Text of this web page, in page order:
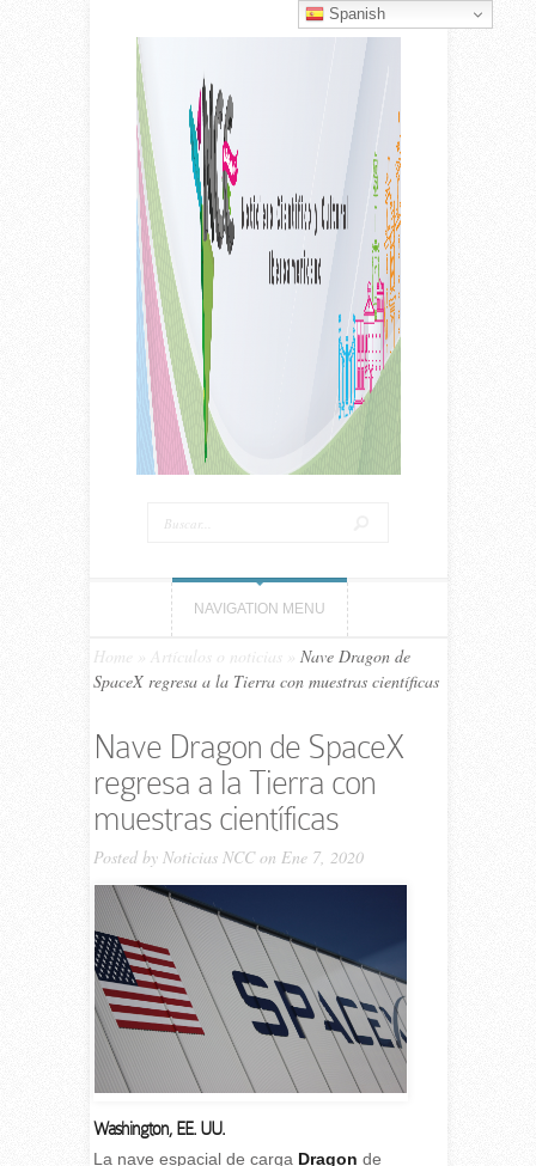
NAVIGATION MENU
Home Artículos o noticias
Nave Dragon de
SpaceX regresa a la Tierra con muestras científicas
Nave Dragon de SpaceX
regresa a la Tierra con
muestras científicas
Posted by Noticias NCCon Ene 7, 2020
Washington, EE. UU.
L a nave espacial de carga Dragon de
Spanish